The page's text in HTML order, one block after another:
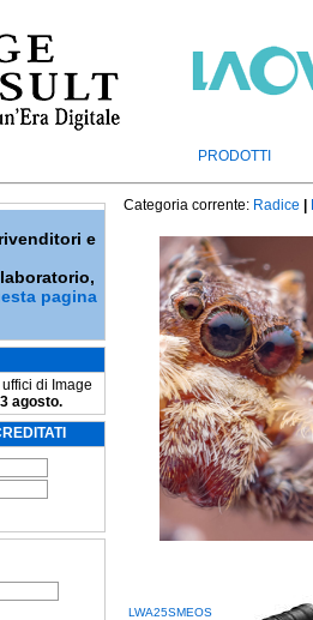
PRODOTTI
e
pagina
di Image
agosto.
Categoria corrente: Radice
LWA25SMEOS